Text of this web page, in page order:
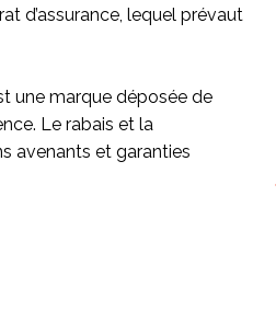
d’assurance, lequel prévaut
une marque déposée de
Le rabais et la
avenants et garanties